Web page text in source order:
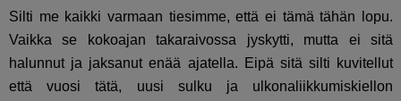
Silti me kaikki varmaan tiesimme, että ei tämä tähän lopu.
Vaikka se kokoajan takaraivossa jyskytti, mutta ei sitä
halunnut ja jaksanut enää ajatella. Eipä sitä silti kuvitellut
että vuosi tätä, uusi sulku ja ulkonaliikkumiskiellon